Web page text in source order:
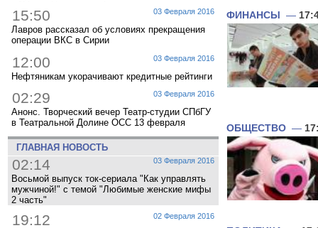
03 Февраля 2016
15:50
Лавров рассказал об условиях прекращения
операции ВКС в Сирии
03 Февраля 2016
12:00
Нефтяникам укорачивают кредитные рейтинги
03 Февраля 2016
02:29
Анонс. Творческий вечер Театр-студии СПбГУ
в Театральной Долине ОСС 13 февраля
ГЛАВНАЯ НОВОСТЬ
03 Февраля 2016
02:14
Восьмой выпуск ток-сериала "Как управлять
мужчиной!" с темой "Любимые женские мифы
2 часть"
02 Февраля 2016
19:12
ФИНАНСЫ —
ОБЩЕСТВО —